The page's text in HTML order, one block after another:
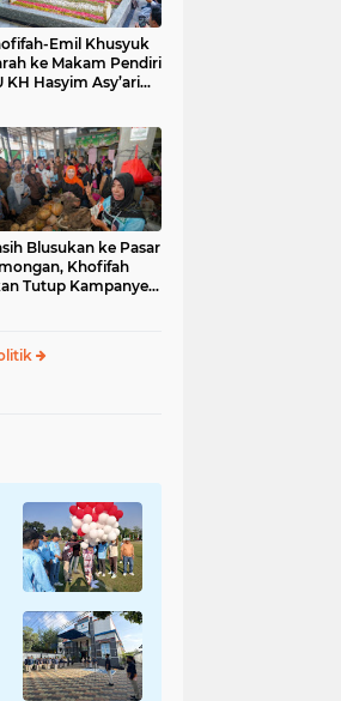
Emil Khusyuk
ke Makam Pendiri
KH Hasyim Asy’ari
Blusukan ke Pasar
Khofifah
Tutup Kampanye